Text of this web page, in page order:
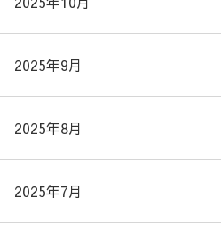
2025年9月
2025年8月
2025年7月